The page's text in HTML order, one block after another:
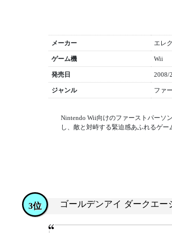
メーカー エレ
ゲーム機 Wii
発売日 2008/
ジャンル ファ
Nintendo Wii向けのファーストパーソ
し、敵と対峙する緊迫感あふれるゲ
ゴールデンアイ ダークエー
3位